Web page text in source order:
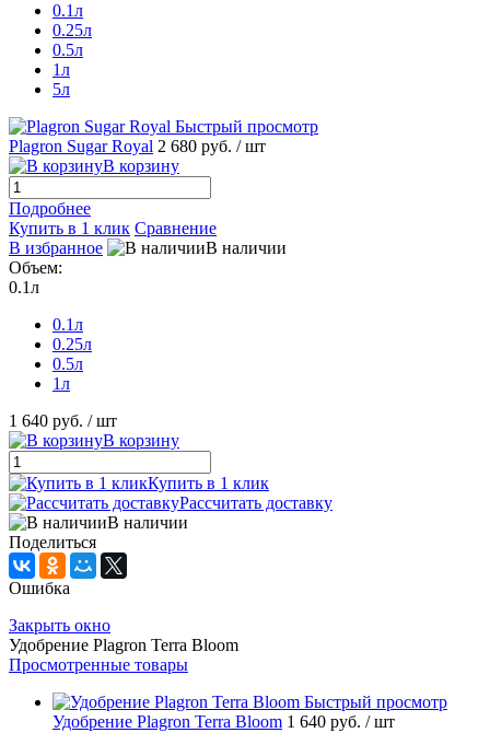
0.1л
0.25л
0.5л
1л
5л
Быстрый просмотр
Plagron Sugar Royal 2 680 руб. / шт
В корзину
Подробнее
Купить в 1 клик Сравнение
В избранное
В наличии
Объем:
0.1л
0.1л
0.25л
0.5л
1л
1 640 руб. / шт
В корзину
Купить в 1 клик
Рассчитать доставку
В наличии
Поделиться
Ошибка
Закрыть окно
Удобрение Plagron Terra Bloom
Просмотренные товары
Быстрый просмотр
Удобрение Plagron Terra Bloom 1 640 руб. / шт